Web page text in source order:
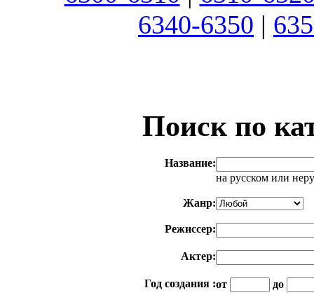
6340-6350 |
Поиск по
Название:
на русском или
Жанр:
Режиссер:
Актер:
Год создания :от до